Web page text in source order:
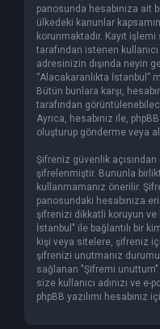
panosunda hesabınıza ait
ülkedeki kanunlar
korunmaktadır. Kayıt
tarafından istenen
adresinizin dışında neyin
“Alacakaranlıkta İstanbul”
Bütün bunlara karşı,
tarafından
Ayrıca, hesabınız ile,
oluşturup gönderme veya
Şifreniz güvenlik
şifrelenmiştir. Bununla
kullanmamanız önerilir.
panosundaki hesabınıza
şifrenizi dikkatli koruyun ve
İstanbul" ile bağlantılı bir
kişi veya sitelere, şifreniz
şifrenizi unutmanız
sağlanan "Şifremi
size kullanıcı adınızı ve
phpBB yazılımı